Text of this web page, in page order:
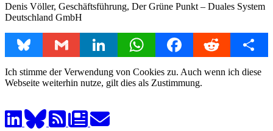
Denis Völler, Geschäftsführung, Der Grüne Punkt – Duales System
Deutschland GmbH
Bluesky Gmail LinkedIn WhatsAppFacebookReddit Share
Ich stimme der Verwendung von Cookies zu. Auch wenn ich diese
Webseite weiterhin nutze, gilt dies als Zustimmung.